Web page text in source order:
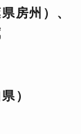
房州）、
）